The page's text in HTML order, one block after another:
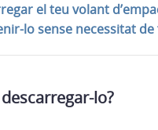
el teu volant
lo sense necessitat
lo?